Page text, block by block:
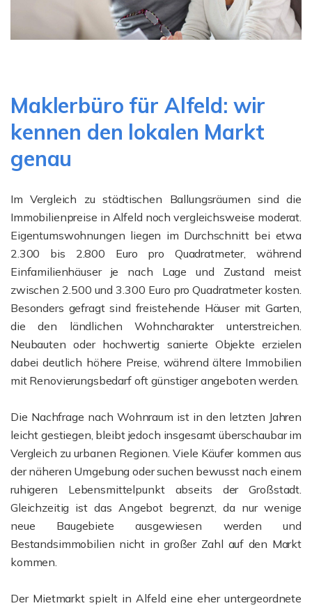
Maklerbüro für Alfeld: wir
kennen den lokalen Markt
genau
Im Vergleich zu städtischen Ballungsräumen sind die
Immobilienpreise in Alfeld noch vergleichsweise moderat.
Eigentumswohnungen liegen im Durchschnitt bei etwa
2.300 bis 2.800 Euro pro Quadratmeter, während
Einfamilienhäuser je nach Lage und Zustand meist
zwischen 2.500 und 3.300 Euro pro Quadratmeter kosten.
Besonders gefragt sind freistehende Häuser mit Garten,
die den ländlichen Wohncharakter unterstreichen.
Neubauten oder hochwertig sanierte Objekte erzielen
dabei deutlich höhere Preise, während ältere Immobilien
mit Renovierungsbedarf oft günstiger angeboten werden.
Die Nachfrage nach Wohnraum ist in den letzten Jahren
leicht gestiegen, bleibt jedoch insgesamt überschaubar im
Vergleich zu urbanen Regionen. Viele Käufer kommen aus
der näheren Umgebung oder suchen bewusst nach einem
ruhigeren Lebensmittelpunkt abseits der Großstadt.
Gleichzeitig ist das Angebot begrenzt, da nur wenige
neue Baugebiete ausgewiesen werden und
Bestandsimmobilien nicht in großer Zahl auf den Markt
kommen.
Der Mietmarkt spielt in Alfeld eine eher untergeordnete